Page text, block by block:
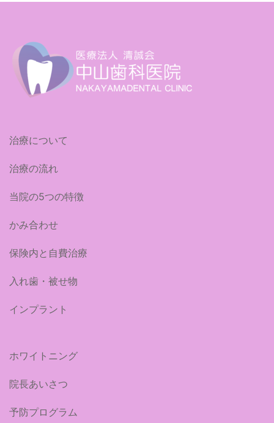
治療について
治療の流れ
当院の5つの特徴
かみ合わせ
保険内と自費治療
入れ歯・被せ物
インプラント
ホワイトニング
院長あいさつ
予防プログラム